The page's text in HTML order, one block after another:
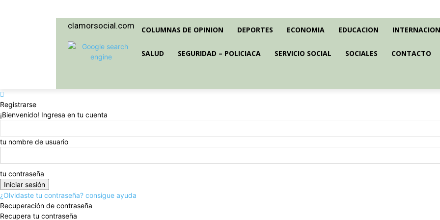
clamorsocial.com COLUMNAS DE OPINION DEPORTES ECONOMIA EDUCACION
SALUD SEGURIDAD – POLICIACA SERVICIO SOCIAL SOCIALES CONTACTO
Registrarse
¡Bienvenido! Ingresa en tu cuenta
tu nombre de usuario
tu contraseña
¿Olvidaste tu contraseña? consigue ayuda
Recuperación de contraseña
Recupera tu contraseña